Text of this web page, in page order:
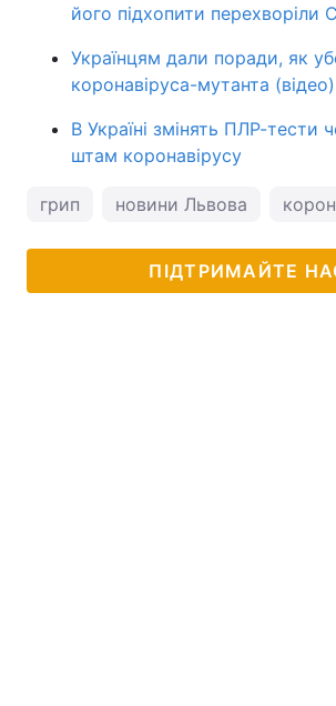
його підхопити перехворіли
Українцям дали поради, як
коронавіруса-мутанта (відео)
В Україні змінять ПЛР-тести
штам коронавірусу
грип новини Львова
ПІДТРИМАЙТЕ